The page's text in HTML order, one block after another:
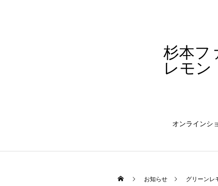
杉本フ
レモン
オンラインシ
お知らせ グリーンレ